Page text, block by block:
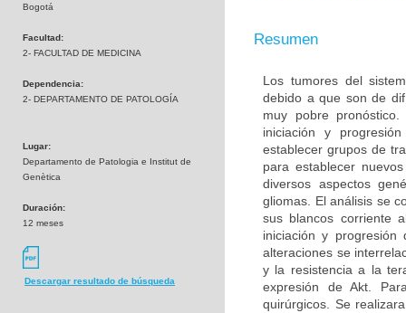
Bogotá
Facultad:
2- FACULTAD DE MEDICINA
Dependencia:
2- DEPARTAMENTO DE PATOLOGÍA
Lugar:
Departamento de Patologia e Institut de
Genètica
Duración:
12 meses
Descargar resultado de búsqueda
Resumen
Los tumores del
debido a que son de
muy pobre
iniciación y
establecer grupos de
para establecer
diversos aspectos
gliomas. El análisis se
sus blancos corriente
iniciación y
alteraciones se
y la resistencia a la
expresión de Akt.
quirúrgicos. Se